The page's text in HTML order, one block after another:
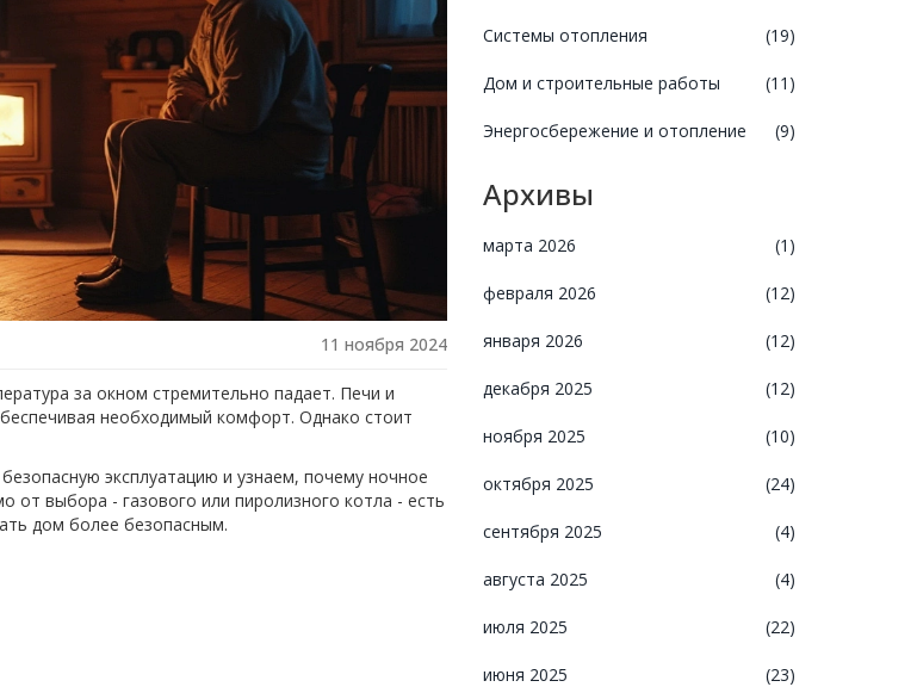
11 ноября 2024
за окном стремительно падает. Печи и
необходимый комфорт. Однако стоит
эксплуатацию и узнаем, почему ночное
выбора - газового или пиролизного котла - есть
дом более безопасным.
Системы отопления (19)
Дом и строительные работы (11)
Энергосбережение и отопление (9)
Архивы
марта 2026 (1)
февраля 2026 (12)
января 2026 (12)
декабря 2025 (12)
ноября 2025 (10)
октября 2025 (24)
сентября 2025 (4)
августа 2025 (4)
июля 2025 (22)
июня 2025 (23)